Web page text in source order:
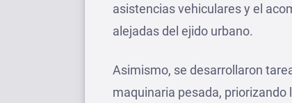
asistencias vehiculares y el
alejadas del ejido urbano.
Asimismo, se desarrollaron
maquinaria pesada,